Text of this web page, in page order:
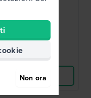
45,00 €
Confronta
Vedi i prodotti
Non ora